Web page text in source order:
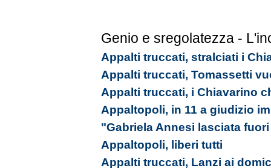
Genio e sregolatezza -
Appalti truccati, stralciati i
Appalti truccati, Tomassetti
Appalti truccati, i Chiavarino
Appaltopoli, in 11 a giudizio
"Gabriela Annesi lasciata
Appaltopoli, liberi tutti
Appalti truccati, Lanzi ai